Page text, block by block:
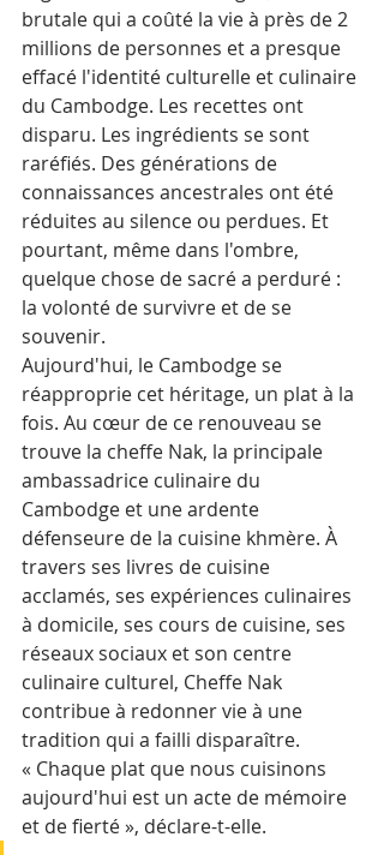
brutale qui a coûté la vie à près de 2
millions de personnes et a presque
effacé l'identité culturelle et culinaire
du Cambodge. Les recettes ont
disparu. Les ingrédients se sont
raréfiés. Des générations de
connaissances ancestrales ont été
réduites au silence ou perdues. Et
pourtant, même dans l'ombre,
quelque chose de sacré a perduré :
la volonté de survivre et de se
souvenir.
Aujourd'hui, le Cambodge se
réapproprie cet héritage, un plat à la
fois. Au cœur de ce renouveau se
trouve la cheffe Nak, la principale
ambassadrice culinaire du
Cambodge et une ardente
défenseure de la cuisine khmère. À
travers ses livres de cuisine
acclamés, ses expériences culinaires
à domicile, ses cours de cuisine, ses
réseaux sociaux et son centre
culinaire culturel, Cheffe Nak
contribue à redonner vie à une
tradition qui a failli disparaître.
« Chaque plat que nous cuisinons
aujourd'hui est un acte de mémoire
et de fierté », déclare-t-elle.